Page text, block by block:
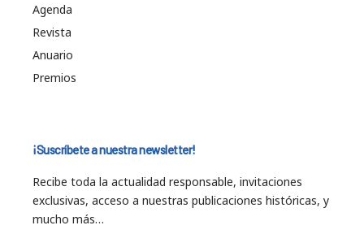
Agenda
Revista
Anuario
Premios
¡Suscríbete a nuestra newsletter!
Recibe toda la actualidad responsable, invitaciones
exclusivas, acceso a nuestras publicaciones históricas, y
mucho más…